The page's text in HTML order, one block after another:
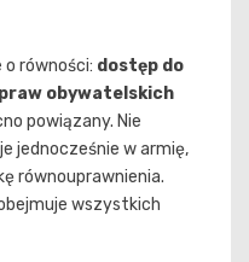
równości: dostęp do
obywatelskich
powiązany. Nie
jednocześnie w armię,
równouprawnienia.
wszystkich